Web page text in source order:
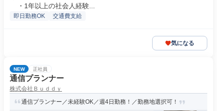
・1年以上の社会人経験...
即日勤務OK 交通費支給
気になる
NEW 正社員
通信プランナー
株式会社Ｂｕｄｄｙ
通信プランナー／未経験OK／週4日勤務！／勤務地選択可！